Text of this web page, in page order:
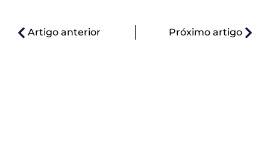
Artigo anterior Próximo artigo